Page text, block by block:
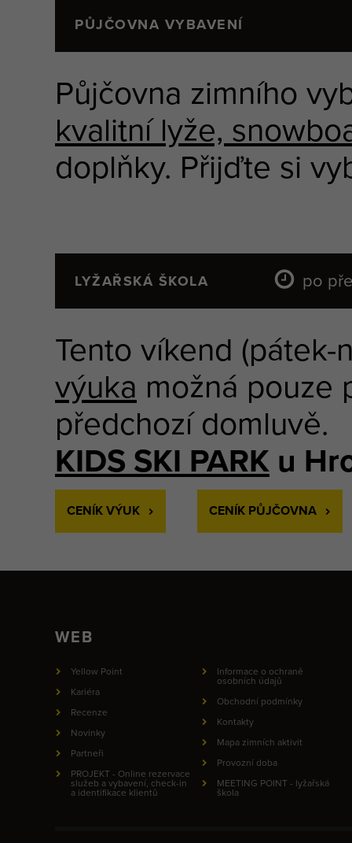
PŮJČOVNA VYBAVENÍ
Půjčovna zimního
kvalitní lyže,
doplňky. Přijďte si
LYŽAŘSKÁ ŠKOLA po
Tento víkend
výuka možná pouze
předchozí domluvě.
KIDS SKI PARK u
CENÍK VÝUK CENÍK PŮJČOVNA
WEB
Yellow Point
Kariéra
Recenze
Novinky
Partneři
PROJEKT - Online rezervace
služeb a vybavení, check-in
a identifikace klientů
Informace o ochraně
osobních údajů
Obchodní podmínky
Kontakty
Mapa zimních aktivit
Provozní doba
MEETING POINT - lyžařská
škola